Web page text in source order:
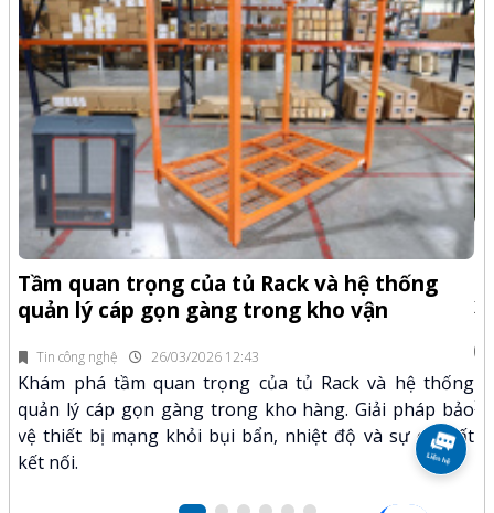
Tin công nghệ 26/03/2026 12:43
Tầm quan trọng của tủ Rack và hệ thống
quản lý cáp gọn gàng trong kho vận
Khám phá tầm quan trọng của tủ Rack và hệ thống
quản lý cáp gọn gàng trong kho hàng. Giải pháp bảo
vệ thiết bị mạng khỏi bụi bẩn, nhiệt độ và sự cố mất
kết nối.